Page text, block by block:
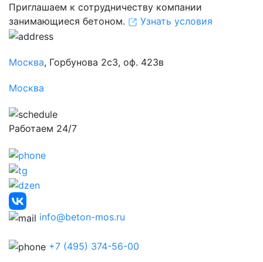
Приглашаем к сотрудничеству компании
занимающиеся бетоном.
Узнать условия
Москва, Горбунова 2с3, оф. 423в
Москва
Работаем 24/7
info@beton-mos.ru
+7 (495) 374-56-00